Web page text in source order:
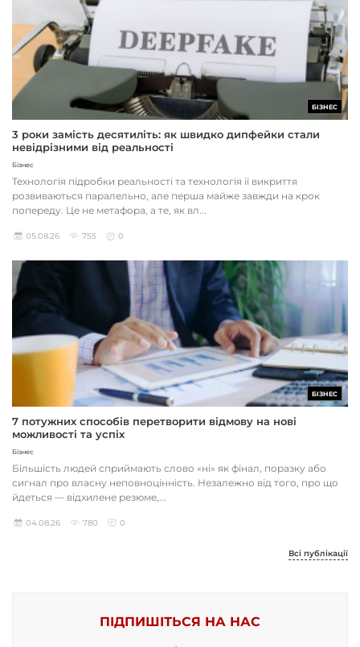
БІЗНЕС
3 роки замість десятиліть: як швидко дипфейки стали
невідрізними від реальності
Бізнес
Технологія підробки реальності та технологія її викриття
розвиваються паралельно, але перша майже завжди на крок
попереду. Це не метафора, а те, як вл...
05.08.26 755 0
БІЗНЕС
7 потужних способів перетворити відмову на нові
можливості та успіх
Бізнес
Більшість людей сприймають слово «ні» як фінал, поразку або
сигнал про власну неповноцінність. Незалежно від того, про що
йдеться — відхилене резюме,...
04.08.26 780 0
Всі публікації
ПІДПИШІТЬСЯ НА НАС